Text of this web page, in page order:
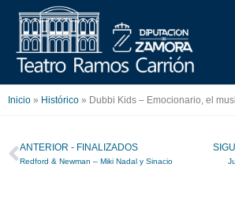
contenido
Inicio » Histórico » Dubbi Kids – Emocionario, el
Ant
ANTERIOR - FINALIZADOS
Redford & Newman – Miki Nadal y Sinacio